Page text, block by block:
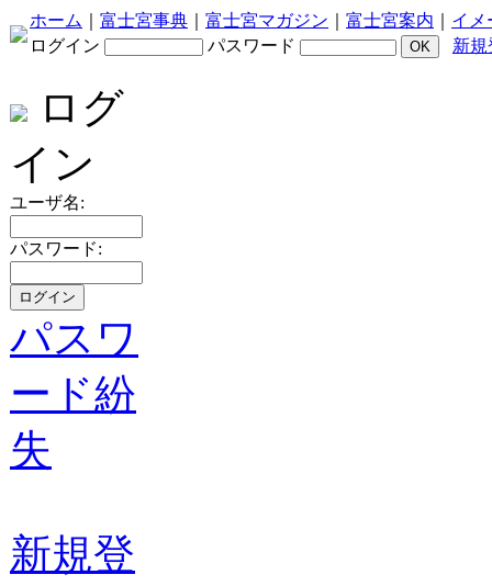
ホーム 富士宮事典 富士宮マガジン 富士宮案内
イメ
ログイン
パスワード 新規
ログ
イン
ユーザ名:
パスワード:
パスワ
ード紛
失
新規登